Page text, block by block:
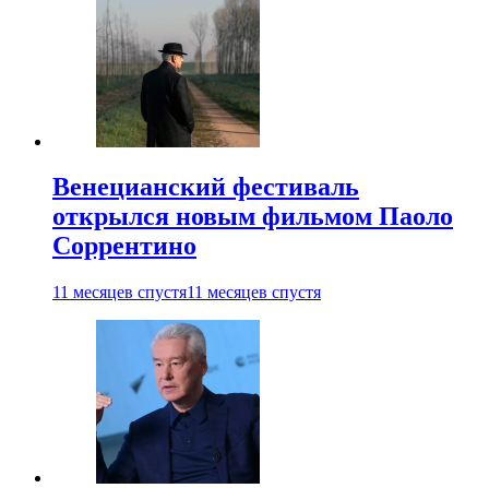
Венецианский фестиваль
открылся новым фильмом Паоло
Соррентино
11 месяцев спустя11 месяцев спустя